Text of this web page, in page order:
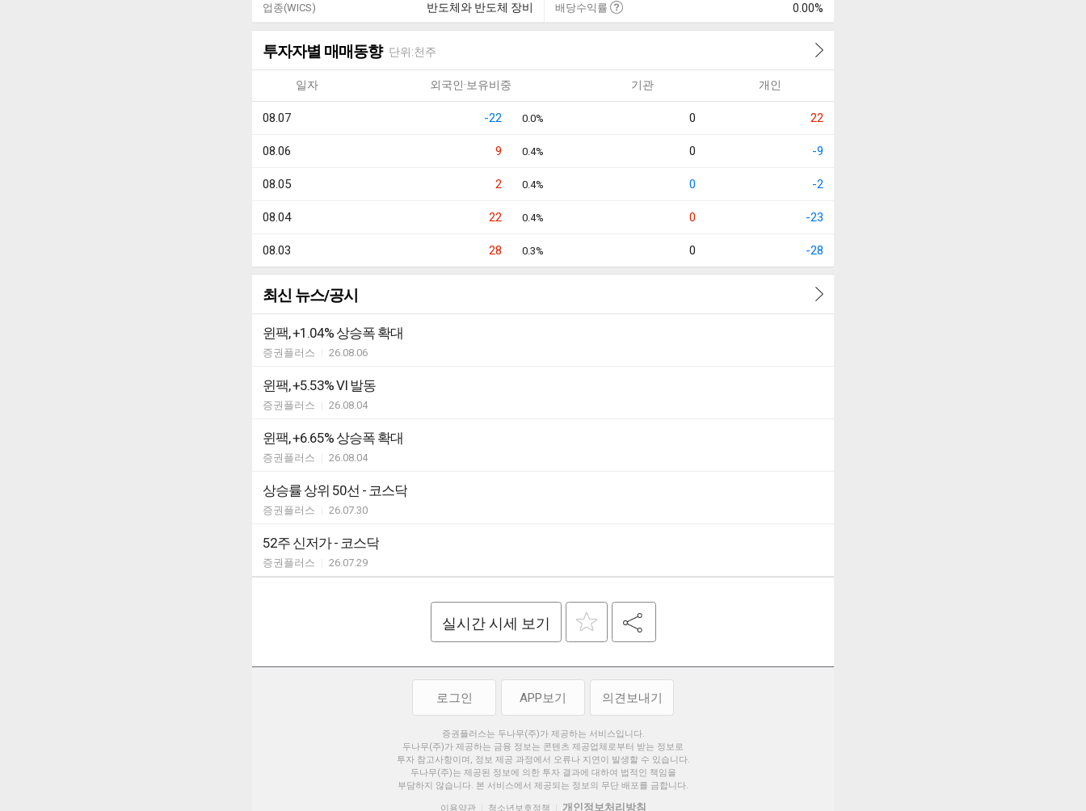
업종(WICS) 반도체와 반도체 장비 배당수익률 0.00%
투자자별 매매동향 단위:천주
일자 외국인·보유비중 기관 개인
08.07 -22 0.0% 0 22
08.06 9 0.4% 0 -9
08.05 2 0.4% 0 -2
08.04 22 0.4% 0 -23
08.03 28 0.3% 0 -28
최신 뉴스/공시
윈팩, +1.04% 상승폭 확대
증권플러스 26.08.06
윈팩, +5.53% VI 발동
증권플러스 26.08.04
윈팩, +6.65% 상승폭 확대
증권플러스 26.08.04
상승률 상위 50선 - 코스닥
증권플러스 26.07.30
52주 신저가 - 코스닥
증권플러스 26.07.29
실시간 시세 보기
로그인 APP보기 의견보내기
증권플러스는 두나무(주)가 제공하는 서비스입니다.
두나무(주)가 제공하는 금융 정보는 콘텐츠 제공업체로부터 받는 정보로
투자 참고사항이며, 정보 제공 과정에서 오류나 지연이 발생할 수 있습니다.
두나무(주)는 제공된 정보에 의한 투자 결과에 대하여 법적인 책임을
부담하지 않습니다. 본 서비스에서 제공되는 정보의 무단 배포를 금합니다.
이용약관 청소년보호정책 개인정보처리방침